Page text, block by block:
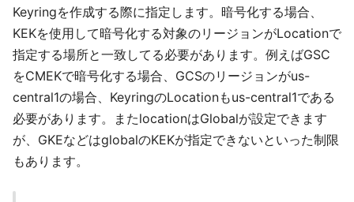
Keyringを作成する際に指定します。暗号化する場合、
KEKを使用して暗号化する対象のリージョンがLocationで
指定する場所と一致してる必要があります。例えばGSC
をCMEKで暗号化する場合、GCSのリージョンがus-
central1の場合、KeyringのLocationもus-central1である
必要があります。またlocationはGlobalが設定できます
が、GKEなどはglobalのKEKが指定できないといった制限
もあります。